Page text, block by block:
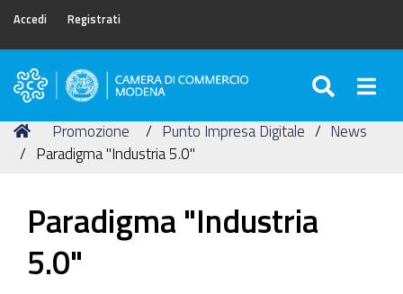
Accedi Registrati
Camera
Commercio
di
Tu
sei
Home
Promozione Punto Impresa Digitale
News
Paradigma "Industria 5.0"
Paradigma "Industria
5.0"